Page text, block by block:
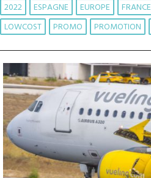
2022 ESPAGNE EUROPE FRANCE
LOWCOST
PROMO PROMOTION